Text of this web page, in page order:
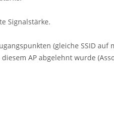
Signalstärke.
(gleiche SSID
AP abgelehnt wurde